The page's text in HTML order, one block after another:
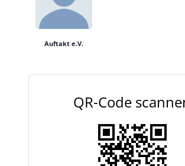
Auftakt e.V.
QR-Code